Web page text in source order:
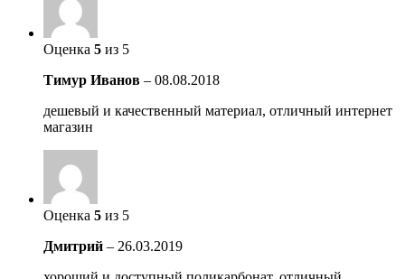
Оценка 5 из 5
Тимур Иванов – 08.08.2018
дешевый и качественный материал, отличный интернет
магазин
Оценка 5 из 5
Дмитрий – 26.03.2019